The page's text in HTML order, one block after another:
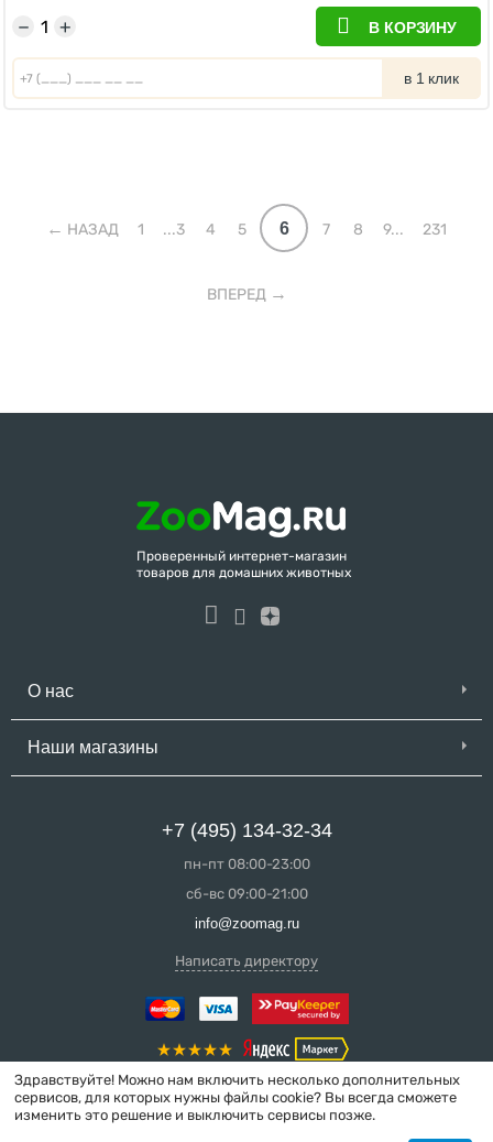
+
− В КОРЗИНУ
в 1 клик
НАЗАД 1 ...3 4 5 6 7 8 9... 231
ВПЕРЕД
Проверенный интернет-магазин
товаров для домашних животных
О нас
Наши магазины
+7 (495) 134-32-34
пн-пт 08:00-23:00
сб-вс 09:00-21:00
info@zoomag.ru
Написать директору
Здравствуйте! Можно нам включить несколько дополнительных
сервисов, для которых нужны файлы cookie? Вы всегда сможете
изменить это решение и выключить сервисы позже.